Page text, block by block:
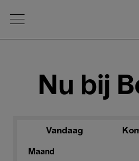
Open Menu
Nu bij
Vandaag
Maand